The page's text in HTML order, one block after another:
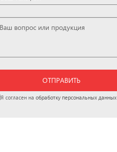
ОТПРАВИТЬ
Я согласен на обработку персональных данных